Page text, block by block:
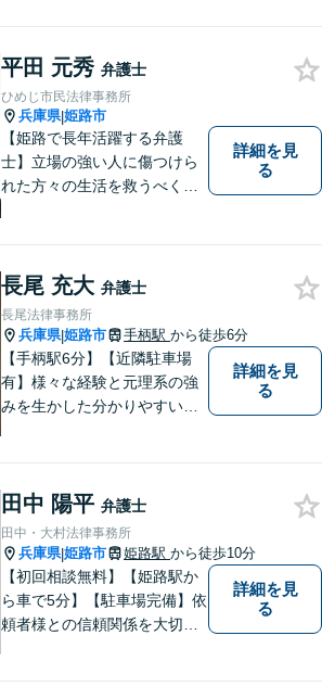
済など幅広い問題に積極的に
取り組みます。お気軽にご相
談ください。
平田 元秀 弁護士
ひめじ市民法律事務所
兵庫県|姫路市
【姫路で長年活躍する弁護
士】立場の強い人に傷つけら
れた方々の生活を救うべく、
もご相談ください。二人三脚
で平穏な生活を取り戻しまし
ょう。【Zoom・電話相談O
K】
詳細を見
る
長尾 充大 弁護士
長尾法律事務所
兵庫県|姫路市 手柄駅 から徒歩6分
【手柄駅6分】【近隣駐車場
有】様々な経験と元理系の強
みを生かした分かりやすい・
すい例を挙げて説明を行いま
す。ぜひご相談ください。
詳細を見
る
田中 陽平 弁護士
田中・大村法律事務所
兵庫県|姫路市 姫路駅 から徒歩10分
【初回相談無料】【姫路駅か
ら車で5分】【駐車場完備】依
頼者様との信頼関係を大切
詳細を見
る